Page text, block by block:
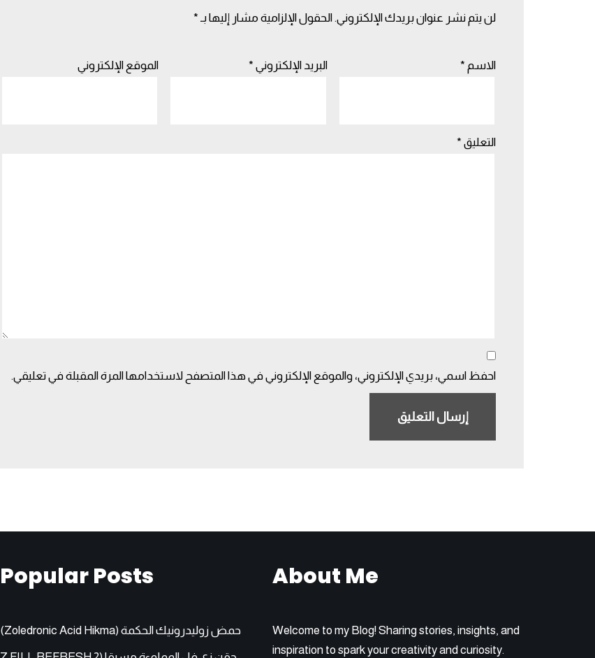
لن يتم نشر عنوان بريدك الإلكتروني.الحقول الإلزامية مشار إليها بـ *
الاسم * البريد الإلكتروني * الموقع الإلكتروني
التعليق *
احفظ اسمي، بريدي الإلكتروني، والموقع الإلكتروني في هذا المتصفح لاستخدامها المرة المقبلة في تعليقي.
About Me
Welcome to my Blog! Sharing stories, insights, and
inspiration to spark your creativity and curiosity.
Popular Posts
حمض زوليدرونيك الحكمة (Zoledronic Acid Hikma)